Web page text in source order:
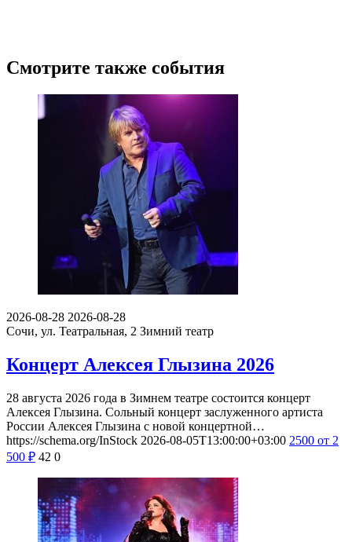
Смотрите также события
2026-08-28 2026-08-28
Сочи, ул. Театральная, 2 Зимний театр
Концерт Алексея Глызина 2026
28 августа 2026 года в Зимнем театре состоится концерт
Алексея Глызина. Сольный концерт заслуженного артиста
России Алексея Глызина с новой концертной…
https://schema.org/InStock 2026-08-05T13:00:00+03:00 2500 от 2
500 ₽ 42 0